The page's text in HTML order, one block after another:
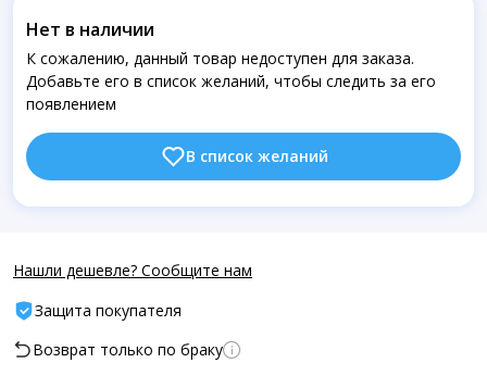
Нет в наличии
К сожалению, данный товар недоступен для заказа.
Добавьте его в список желаний, чтобы следить за его
появлением
В список желаний
Нашли дешевле? Сообщите нам
Защита покупателя
Возврат только по браку